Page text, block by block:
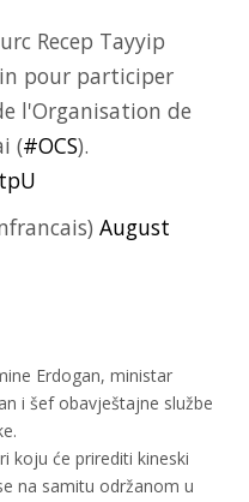
Recep Tayyip
pour participer
l'Organisation de
(#OCS).
August
Erdogan, ministar
i šef obavještajne službe
koju će prirediti kineski
na samitu održanom u